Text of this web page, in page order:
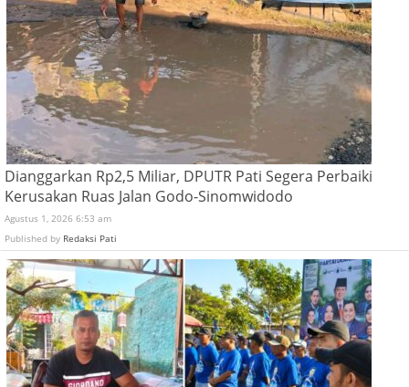
Dianggarkan Rp2,5 Miliar, DPUTR Pati Segera Perbaiki
Kerusakan Ruas Jalan Godo-Sinomwidodo
Agustus 1, 2026 6:53 am
Published by Redaksi Pati